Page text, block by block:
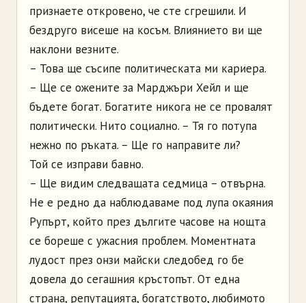
признаете откровено, че сте сгрешили. И
бездруго висеше на косъм. Влиянието ви ще
наклони везните.
– Това ще съсипе политическата ми кариера.
– Ще се ожените за Марджъри Хейл и ще
бъдете богат. Богатите никога не се провалят
политически. Нито социално. – Тя го потупа
нежно по ръката. – Ще го направите ли?
Той се изправи бавно.
– Ще видим следващата седмица – отвърна.
Не е редно да наблюдаваме под лупа окаяния
Рупърт, който през дългите часове на нощта
се бореше с ужасния проблем. Моментната
лудост през онзи майски следобед го бе
довела до сегашния кръстопът. От една
страна, репутацията, богатството, любимото